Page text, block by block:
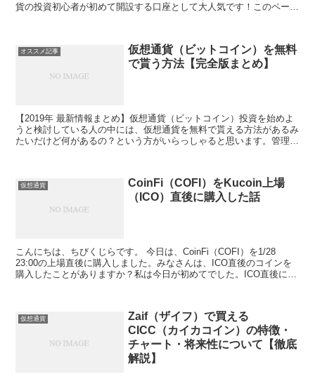
貨の投資初心者が初めて開設する口座として大人気です！このページ
LISKを購入・分散保管がしたい ③ビットコインFXで一攫千金を狙
オススメ記事
仮想通貨（ビットコイン）を無料
で貰う方法【完全版まとめ】
【2019年 最新情報まとめ】仮想通貨（ビットコイン）投資を始めよ
うと検討している人の中には、仮想通貨を無料で貰える方法があるみ
たいだけど何があるの？という方がいらっしゃると思います。管理人
のアフィリエイト▶海外取引所のアフィリエイト▶仮想通貨の
Airdrop（無料配布）について、初心者の方にも分かりやすく説明を
しています。
仮想通貨
CoinFi（COFI）をKucoin上場
（ICO）直後に購入した話
こんにちは、ちびくじらです。 今日は、CoinFi（COFI）を1/28
23:00の上場直後に購入しました。みなさんは、ICO直後のコインを
購入したことがありますか？私は今日が初めてでした。ICO直後にコ
仮想通貨
Zaif（ザイフ）で買える
CICC（カイカコイン）の特徴・
チャート・将来性について【徹底
解説】